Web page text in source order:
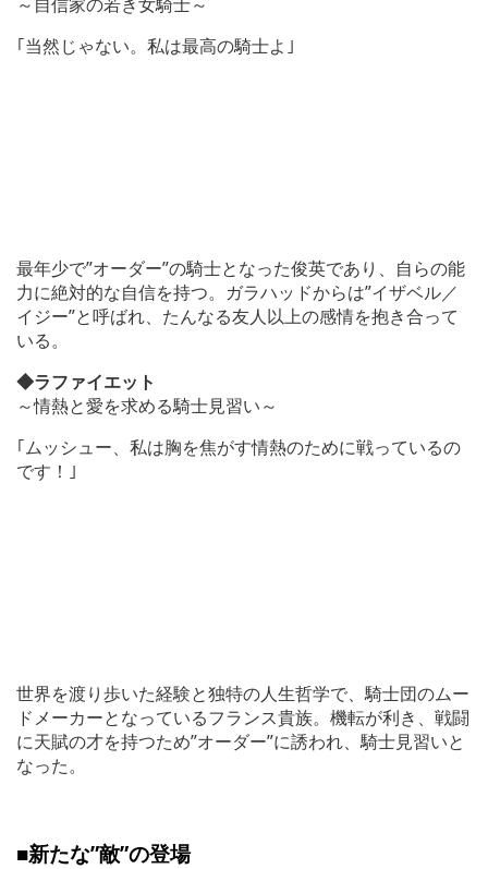
～自信家の若き女騎士～
｢当然じゃない。私は最高の騎士よ｣
最年少で”オーダー”の騎士となった俊英であり、自らの能
力に絶対的な自信を持つ。ガラハッドからは”イザベル／
イジー”と呼ばれ、たんなる友人以上の感情を抱き合って
いる。
◆ラファイエット
～情熱と愛を求める騎士見習い～
｢ムッシュー、私は胸を焦がす情熱のために戦っているの
です！｣
世界を渡り歩いた経験と独特の人生哲学で、騎士団のムー
ドメーカーとなっているフランス貴族。機転が利き、戦闘
に天賦の才を持つため”オーダー”に誘われ、騎士見習いと
なった。
■新たな”敵”の登場